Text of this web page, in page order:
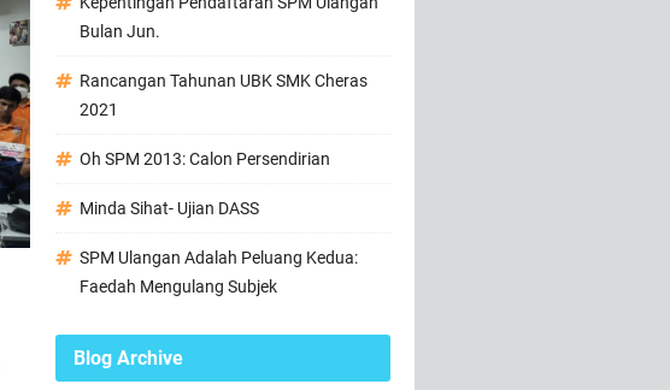
Bulan Jun.
Rancangan Tahunan UBK SMK Cheras
2021
Oh SPM 2013: Calon Persendirian
Minda Sihat- Ujian DASS
SPM Ulangan Adalah Peluang Kedua:
Faedah Mengulang Subjek
Blog Archive